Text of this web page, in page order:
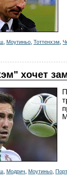
Моутиньо Тоттенхэм
хочет
Модрич Моутиньо